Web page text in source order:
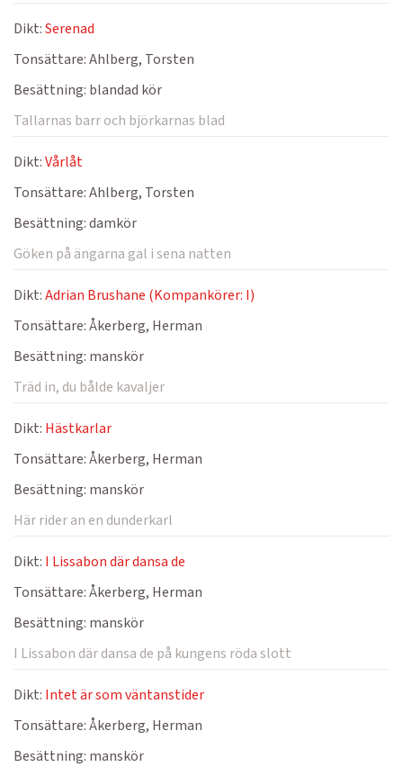
Dikt:Serenad
Tonsättare:Ahlberg, Torsten
Besättning: blandad kör
Tallarnas barr och björkarnas blad
Dikt:Vårlåt
Tonsättare:Ahlberg, Torsten
Besättning:damkör
Göken på ängarna gal i sena natten
Dikt:Adrian Brushane (Kompankörer: I)
Tonsättare:Åkerberg, Herman
Besättning: manskör
Träd in, du bålde kavaljer
Dikt: Hästkarlar
Tonsättare:Åkerberg, Herman
Besättning: manskör
Här rider an en dunderkarl
Dikt: I Lissabon där dansa de
Tonsättare:Åkerberg, Herman
Besättning: manskör
I Lissabon där dansa de på kungens röda slott
Dikt: Intet är som väntanstider
Tonsättare:Åkerberg, Herman
Besättning: manskör